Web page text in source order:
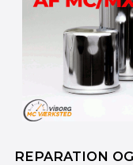
REPARATION